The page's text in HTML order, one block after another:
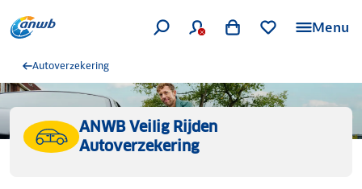
Menu
Autoverzekering
ANWB Veilig Rijden
Autoverzekering